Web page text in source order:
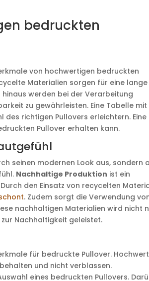
bedruckten
von hochwertigen bedruckten
Materialien sorgen für eine lange
werden bei der Verarbeitung
zu gewährleisten. Eine Tabelle mit
richtigen Pullovers erleichtern. Eine
Pullover erhalten kann.
seinen modernen Look aus, sondern
Nachhaltige Produktion ist ein
den Einsatz von recycelten
. Zudem sorgt die Verwendung
nachhaltigen Materialien wird nicht
Nachhaltigkeit geleistet.
für bedruckte Pullover.
und nicht verblassen.
eines bedruckten Pullovers.